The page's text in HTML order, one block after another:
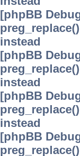
[phpBB
instead
[phpBB
instead
[phpBB
instead
[phpBB